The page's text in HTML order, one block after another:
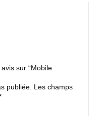
sur “Mobile
publiée. Les champs